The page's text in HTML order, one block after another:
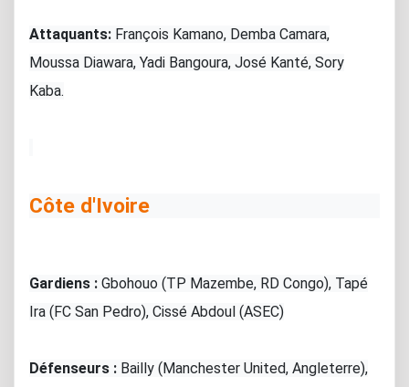
Attaquants: François Kamano, Demba Camara,
Moussa Diawara, Yadi Bangoura, José Kanté, Sory
Kaba.
Côte d'Ivoire
Gardiens : Gbohouo (TP Mazembe, RD Congo), Tapé
Ira (FC San Pedro), Cissé Abdoul (ASEC)
Défenseurs : Bailly (Manchester United, Angleterre),